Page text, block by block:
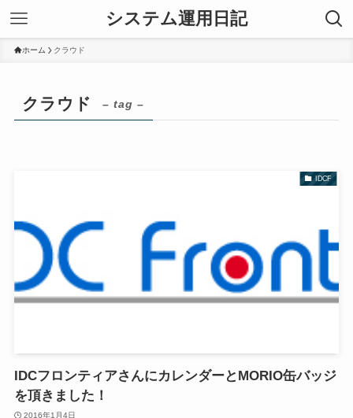
システム運用日記
ホーム クラウド
クラウド – tag –
IDCF
IDCフロンティアさんにカレンダーとMORIO缶バッジ
を頂きました！
2016年1月4日